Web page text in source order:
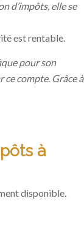
d’impôts, elle se
est rentable.
pour son
ce compte. Grâce à
à
disponible.